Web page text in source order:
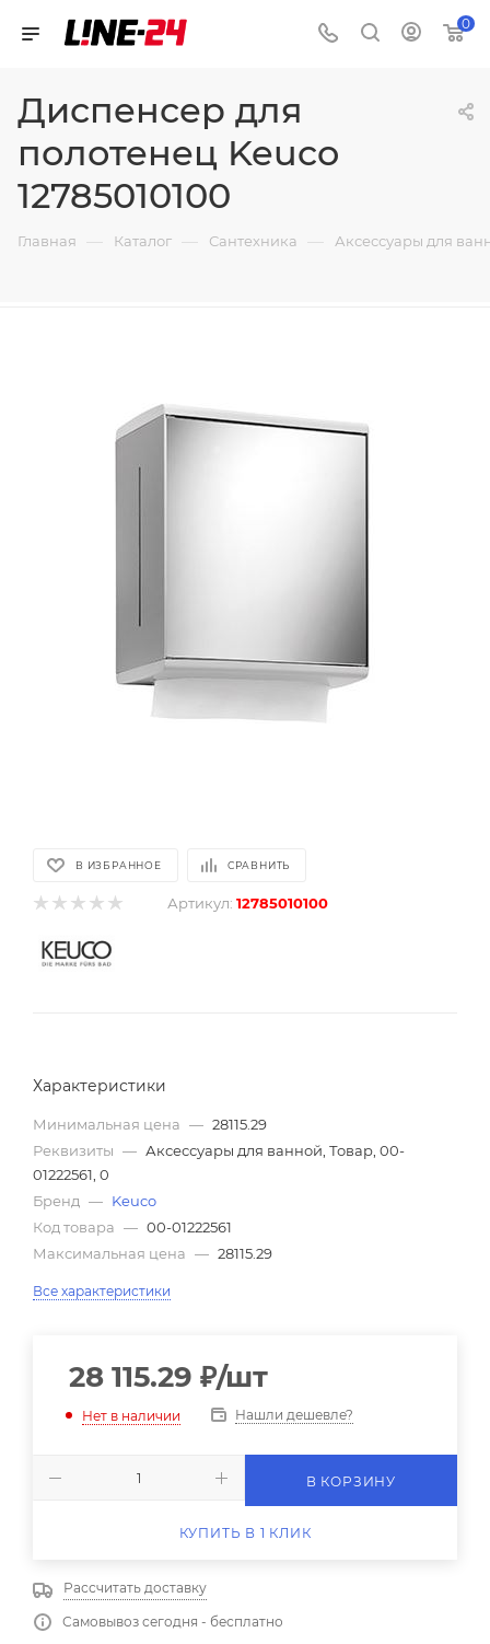
0
Диспенсер для
полотенец Keuco
12785010100
Главная — Каталог — Сантехника — Аксессуары для
В ИЗБРАННОЕ СРАВНИТЬ
Артикул: 12785010100
Характеристики
Минимальная цена — 28115.29
Реквизиты — Аксессуары для ванной, Товар, 00-
01222561, 0
Бренд — Keuco
Код товара — 00-01222561
Максимальная цена — 28115.29
Все характеристики
28 115.29 ₽/шт
Нет в наличии Нашли дешевле?
В КОРЗИНУ
КУПИТЬ В 1 КЛИК
Рассчитать доставку
Самовывоз сегодня - бесплатно